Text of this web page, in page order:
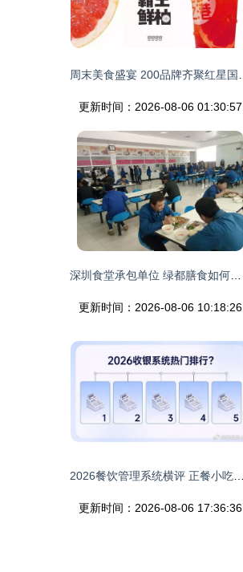
更新时间：2026-08-06 01:30:57
更新时间：2026-08-06 10:18:26
更新时间：2026-08-06 17:36:36